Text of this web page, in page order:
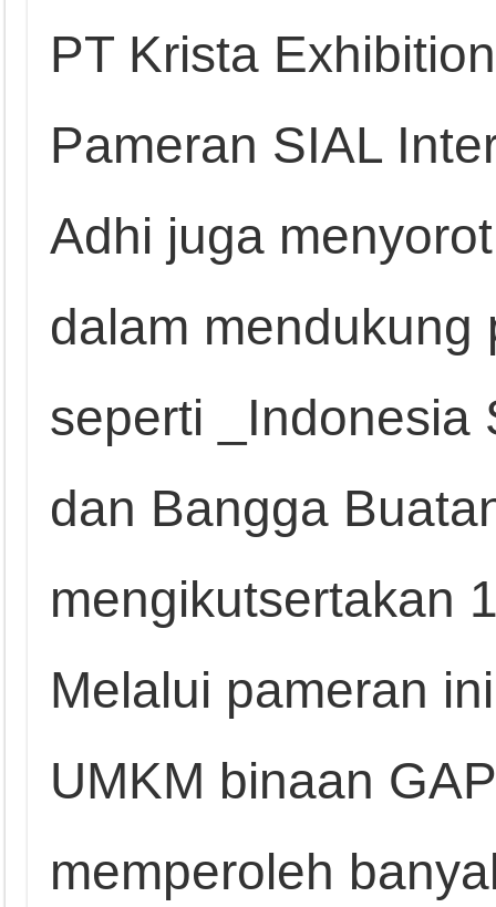
PT Krista
Pameran SIAL
Adhi juga
dalam mendukung
seperti _Indonesia
dan Bangga
mengikutsertakan
Melalui pameran
UMKM binaan
memperoleh